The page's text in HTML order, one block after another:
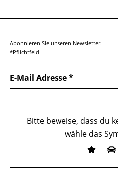
Abonnieren Sie unseren Newsletter.
*Pflichtfeld
E-Mail Adresse
Bitte beweise, dass du
wähle das